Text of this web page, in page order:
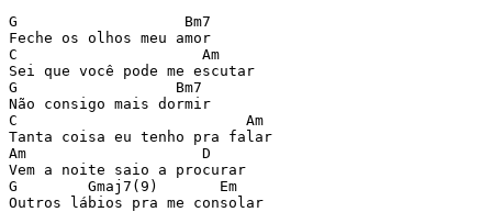
G                   Bm7
Feche os olhos meu amor
C                     Am
Sei que você pode me escutar
G                  Bm7
Não consigo mais dormir
C                          Am
Tanta coisa eu tenho pra falar
Am                    D
Vem a noite saio a procurar
G        Gmaj7(9)       Em
Outros lábios pra me consolar